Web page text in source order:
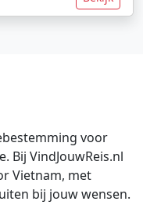
voor
Bij VindJouwReis.nl
Vietnam, met
bij jouw wensen.